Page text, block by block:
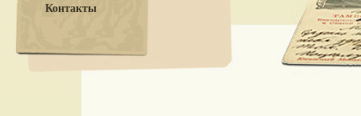
Контакты